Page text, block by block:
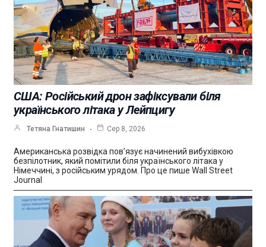
США: Російський дрон зафіксували біля
українського літака у Лейпцигу
Тетяна Гнатишин Сер 8, 2026
Американська розвідка пов’язує начинений вибухівкою
безпілотник, який помітили біля українського літака у
Німеччині, з російським урядом. Про це пише Wall Street
Journal